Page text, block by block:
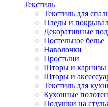
Текстиль
Текстиль для
Пледы и
Декоративные
Постельное белье
Наволочки
Простыни
Шторы и карнизы
Шторы и
Текстиль для
Кухонные
Подушки на